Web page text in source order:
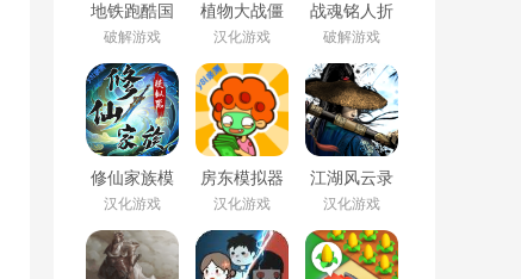
地铁跑酷国
际服破解版
下载
(Subway
Surf)v3.63.10
破解游戏
植物大战僵
尸杂交版破
解版手机下
载(Plants vs
Zombies
Super
Hybrid)v3.12
汉化游戏
战魂铭人折
相思内置修
改器最新版
v3.2.2
破解游戏
修仙家族模
拟器内置作
弊菜单折相
思v9.9.2
汉化游戏
房东模拟器
破解版无限
钞票无限钻
石v1.87.5.2
汉化游戏
江湖风云录
折相思最新
版v5.48
汉化游戏